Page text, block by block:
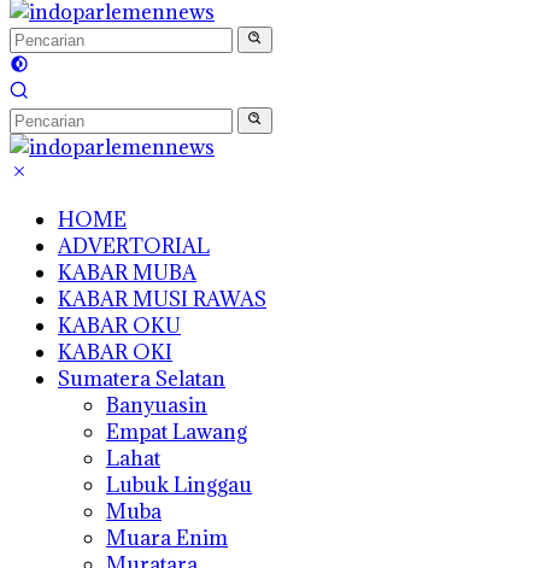
HOME
ADVERTORIAL
KABAR MUBA
KABAR MUSI RAWAS
KABAR OKU
KABAR OKI
Sumatera Selatan
Banyuasin
Empat Lawang
Lahat
Lubuk Linggau
Muba
Muara Enim